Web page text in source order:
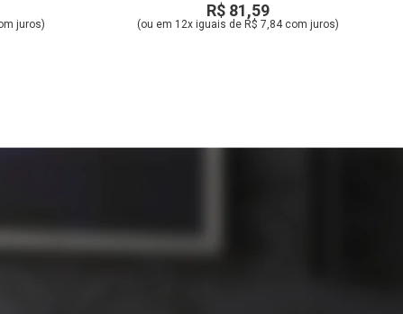
juros)
R$ 81,59
(ou em 12x iguais de R$ 7,84 com juros)